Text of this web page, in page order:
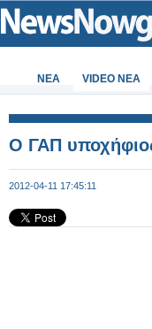
ΝΕΑ VIDEO NEA
Ο ΓΑΠ
2012-04-11 17:45:11